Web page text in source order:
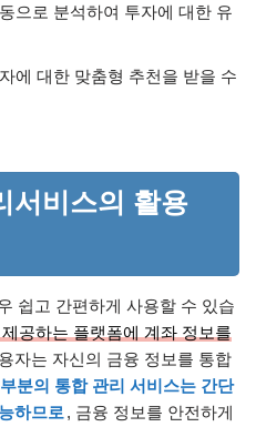
으로 분석하여 투자에 대한 유
에 대한 맞춤형 추천을 받을 수
서비스의 활용
쉽고 간편하게 사용할 수 있습
공하는 플랫폼에 계좌 정보를
자는 자신의 금융 정보를 통합
분의 통합 관리 서비스는 간단
하므로 , 금융 정보를 안전하게